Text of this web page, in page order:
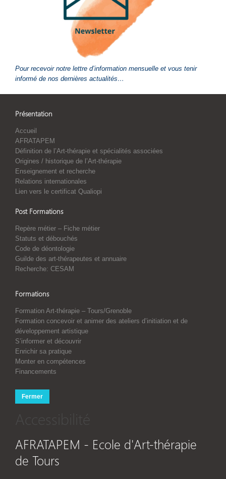
Pour recevoir notre lettre d’information mensuelle et vous tenir
informé de nos dernières actualités…
Présentation
Accueil
AFRATAPEM
Définition de l’Art-thérapie et spécialités associées
Origines / historique de l’Art-thérapie
Enseignement et recherche
Relations internationales
Lien vers le certificat Qualiopi
Post Formations
Repère métier – Fiche métier
Statuts et débouchés
Code de déontologie
Guilde des art-thérapeutes et annuaire
Recherche: CESAM
Formations
Formation Art-thérapie – Tours/Grenoble
Formation concevoir et animer des ateliers d’initiation et de
développement artistique
S’informer et découvrir
Enrichir sa pratique
Monter en compétences
Financements
Fermer
Accessibilité
AFRATAPEM - Ecole d'Art-thérapie
de Tours